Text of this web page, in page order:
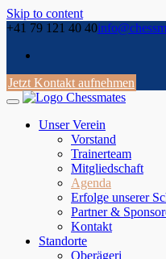
Skip to content
+41 79 121 40 40
Jetzt Kontakt aufnehmen
Unser Verein
Vorstand
Trainerteam
Mitgliedschaft
Agenda
Erfolge unserer
Partner &
Kontakt
Standorte
Oberägeri